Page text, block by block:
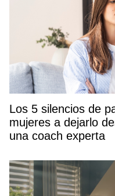
Los 5 silencios de
mujeres a dejarlo
una coach experta